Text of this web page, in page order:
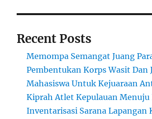
Recent Posts
Memompa Semangat Juang
Pembentukan Korps Wasit Dan
Mahasiswa Untuk Kejuaraan
Kiprah Atlet Kepulauan Menuju
Inventarisasi Sarana Lapangan